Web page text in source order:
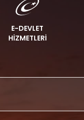
E-DEVLET
HİZMETLERİ